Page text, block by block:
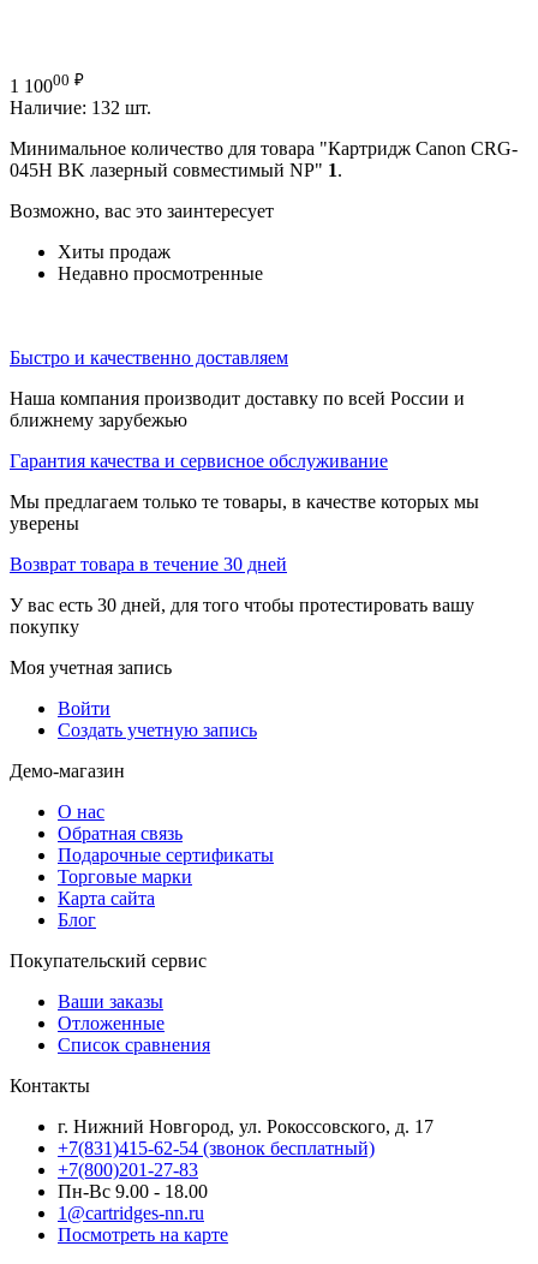
1 10000 ₽
Наличие: 132 шт.
Минимальное количество для товара "Картридж Canon CRG-
045H BK лазерный совместимый NP" 1.
Возможно, вас это заинтересует
Хиты продаж
Недавно просмотренные
Быстро и качественно доставляем
Наша компания производит доставку по всей России и
ближнему зарубежью
Гарантия качества и сервисное обслуживание
Мы предлагаем только те товары, в качестве которых мы
уверены
Возврат товара в течение 30 дней
У вас есть 30 дней, для того чтобы протестировать вашу
покупку
Моя учетная запись
Войти
Создать учетную запись
Демо-магазин
О нас
Обратная связь
Подарочные сертификаты
Торговые марки
Карта сайта
Блог
Покупательский сервис
Ваши заказы
Отложенные
Список сравнения
Контакты
г. Нижний Новгород, ул. Рокоссовского, д. 17
+7(831)415-62-54 (звонок бесплатный)
+7(800)201-27-83
Пн-Вс 9.00 - 18.00
1@cartridges-nn.ru
Посмотреть на карте